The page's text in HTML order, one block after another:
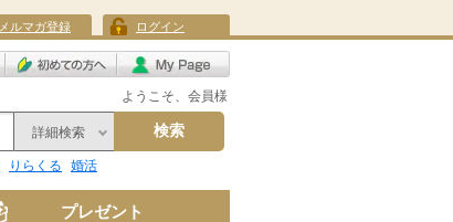
メルマガ登録 ログイン
ようこそ、会員様
詳細検索 検索
りらくる 婚活
プレゼント